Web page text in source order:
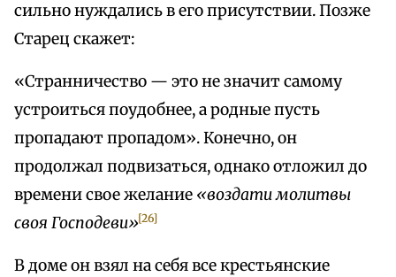
сильно нуждались в его присутствии. Позже
Старец скажет:
«Странничество — это не значит самому
устроиться поудобнее, а родные пусть
пропадают пропадом». Конечно, он
продолжал подвизаться, однако отложил до
времени свое желание «воздати молитвы
своя Господеви»[26]
В доме он взял на себя все крестьянские